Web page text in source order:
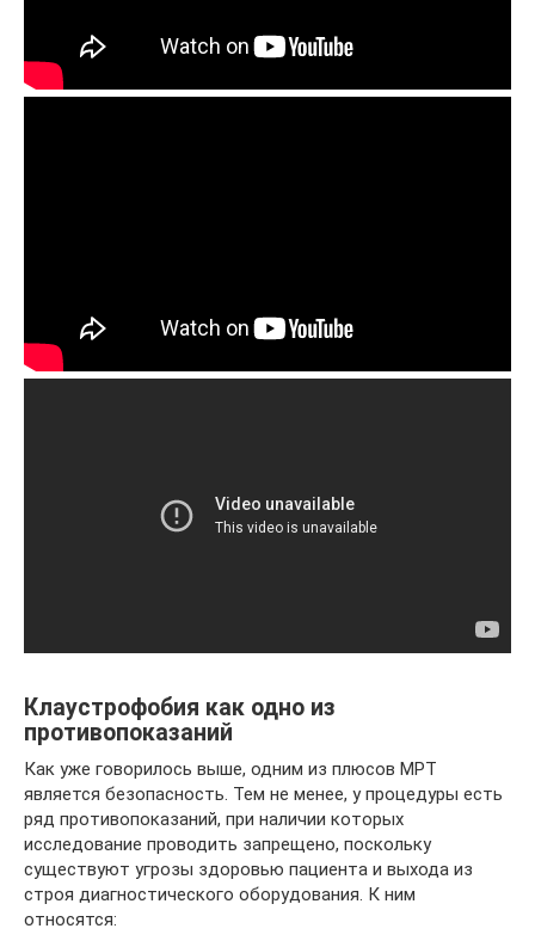
Клаустрофобия как одно из
противопоказаний
Как уже говорилось выше, одним из плюсов МРТ
является безопасность. Тем не менее, у процедуры есть
ряд противопоказаний, при наличии которых
исследование проводить запрещено, поскольку
существуют угрозы здоровью пациента и выхода из
строя диагностического оборудования. К ним
относятся: